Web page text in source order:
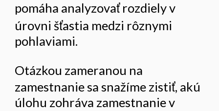
pomáha analyzovať rozdiely v
úrovni šťastia medzi rôznymi
pohlaviami.
Otázkou zameranou na
zamestnanie sa snažíme zistiť, akú
úlohu zohráva zamestnanie v